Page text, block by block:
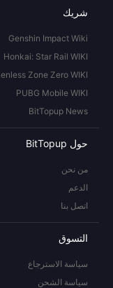
شريك
Genshin Impact Wiki
Honkai: Star Rail WIKI
Zone Zero WIKI
PUBG Mobile WIKI
BitTopup News
حول BitTopup
من نحن
الدعم
اتصل بنا
التسوق
سياسة الاسترجاع
سياسة الشحن